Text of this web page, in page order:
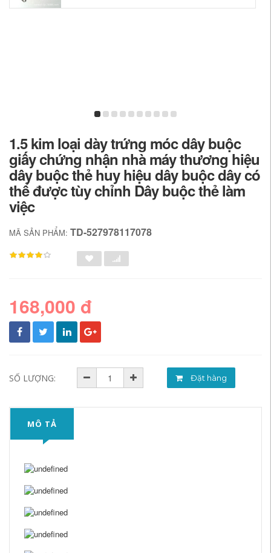
1.5 kim loại dày trứng móc dây buộc
giấy chứng nhận nhà máy thương hiệu
dây buộc thẻ huy hiệu dây buộc dây có
thể được tùy chỉnh Dây buộc thẻ làm
việc
MÃ SẢN PHẨM: TD-527978117078
168,000 đ
SỐ LƯỢNG: Đặt hàng
MÔ TẢ